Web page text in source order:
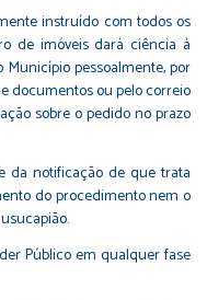
instruído com todos os
de imóveis dará ciência à
Município pessoalmente, por
documentos ou pelo correio
sobre o pedido no prazo
da notificação de que trata
do procedimento nem o
Público em qualquer fase